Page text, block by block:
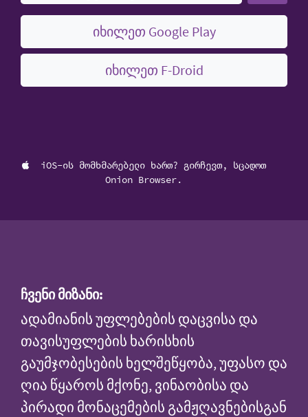
იხილეთ Google Play
იხილეთ F-Droid
iOS-ის მომხმარებელი ხართ? გირჩევთ, სცადოთ
Onion Browser.
ჩვენი მიზანი:
ადამიანის უფლებების დაცვისა და
თავისუფლების ხარისხის
გაუმჯობესების ხელშეწყობა, უფასო და
ღია წყაროს მქონე, ვინაობისა და
პირადი მონაცემების გამჟღავნებისგან